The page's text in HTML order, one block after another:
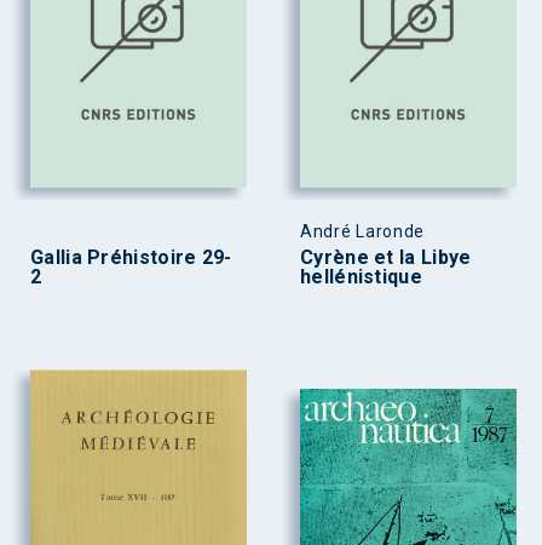
Gallia Préhistoire 29-
2
André Laronde
Cyrène et la Libye
hellénistique